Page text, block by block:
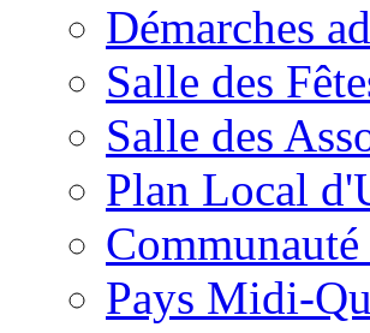
Démarches
Salle des
Salle des
Plan Local
Pays Midi-